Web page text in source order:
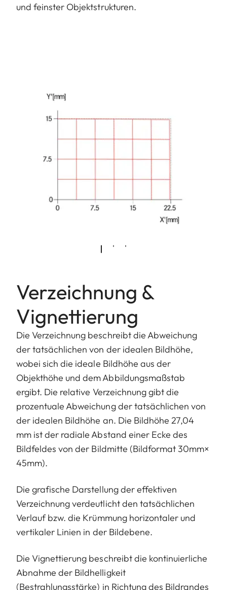
und feinster Objektstrukturen.
Verzeichnung &
Vignettierung
Die Verzeichnung beschreibt die Abweichung
der tatsächlichen von der idealen Bildhöhe,
wobei sich die ideale Bildhöhe aus der
Objekthöhe und dem Abbildungsmaßstab
ergibt. Die relative Verzeichnung gibt die
prozentuale Abweichung der tatsächlichen von
der idealen Bildhöhe an. Die Bildhöhe 27,04
mm ist der radiale Abstand einer Ecke des
Bildfeldes von der Bildmitte (Bildformat 30mm×
45mm).
Die grafische Darstellung der effektiven
Verzeichnung verdeutlicht den tatsächlichen
Verlauf bzw. die Krümmung horizontaler und
vertikaler Linien in der Bildebene.
Die Vignettierung beschreibt die kontinuierliche
Abnahme der Bildhelligkeit
(Bestrahlungsstärke) in Richtung des Bildrandes